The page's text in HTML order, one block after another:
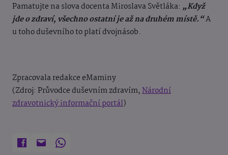
Pamatujte na slova docenta Miroslava Světláka: „Když
jde o zdraví, všechno ostatní je až na druhém místě.“A
u toho duševního to platí dvojnásob.
Zpracovala redakce eMaminy
(Zdroj: Průvodce duševním zdravím,Národní
zdravotnický informační portál)